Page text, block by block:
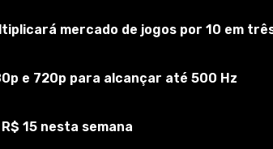
mercado de jogos por 10 em
e 720p para alcançar até 500 Hz
15 nesta semana